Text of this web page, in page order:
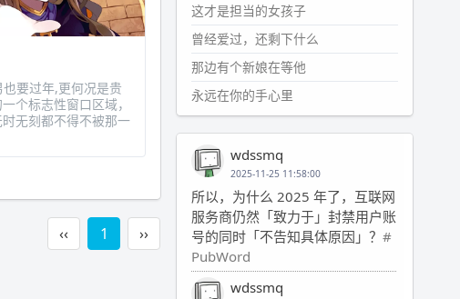
要过年,更何况是贵
个标志性窗口区域，
无刻都不得不被那一
‹‹ 1 ››
这才是担当的女孩子
曾经爱过，还剩下什么
那边有个新娘在等他
永远在你的手心里
wdssmq
2025-11-25 11:58:00
所以，为什么 2025 年了，互联网
服务商仍然「致力于」封禁用户账
号的同时「不告知具体原因」？ #
PubWord
wdssmq